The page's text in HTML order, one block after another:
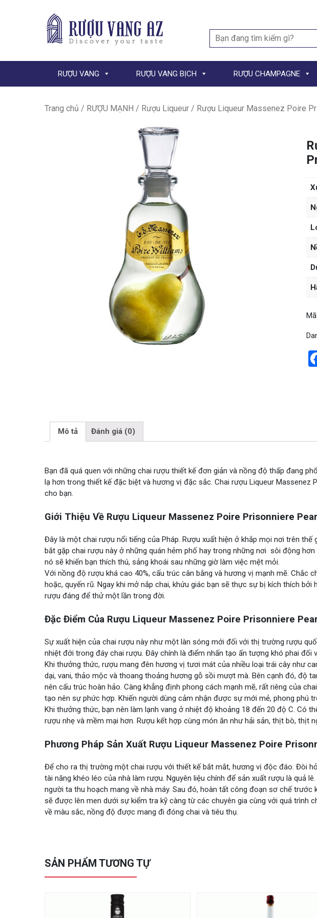
Search
for:
RƯỢU VANG RƯỢU VANG BỊCH RƯỢU CHAMPAGNE
Trang chủ / RƯỢU MẠNH / Rượu Liqueur / Rượu Liqueur Massenez Poire
Mã:
Mô tả Đánh giá (0)
Bạn đã quá quen với những chai rượu thiết kế đơn giản và nồng độ thấp đang
lạ hơn trong thiết kế đặc biệt và hương vị đặc sắc. Chai rượu Liqueur Massenez
cho bạn.
Giới Thiệu Về Rượu Liqueur Massenez Poire Prisonniere Pear
Đây là một chai rượu nổi tiếng của Pháp. Rượu xuất hiện ở khắp mọi nơi trên
bắt gặp chai rượu này ở những quán hẻm phố hay trong những nơi sôi động
nó sẽ khiến bạn thích thú, sảng khoái sau những giờ làm việc mệt mỏi.
Với nồng độ rượu khá cao 40%, cấu trúc cân bằng và hương vị mạnh mẽ. Chắc
hoặc, quyến rũ. Ngay khi mở nắp chai, khứu giác bạn sẽ thực sự bị kích thích
rượu đáng để thử một lần trong đời.
Đặc Điểm Của Rượu Liqueur Massenez Poire Prisonniere
Sự xuất hiện của chai rượu này như một làn sóng mới đối với thị trường rượu
nhiệt đới trong đáy chai rượu. Đây chính là điểm nhấn tạo ấn tượng khó phai đối
Khi thưởng thức, rượu mang đên hương vị tươi mát của nhiều loại trái cây như
dại, vani, thảo mộc và thoang thoảng hương gỗ sồi mượt mà. Bên cạnh đó, độ
nên cấu trúc hoàn hảo. Càng khẳng định phong cách mạnh mẽ, rất riêng của
tạo nên sự phức hợp. Khiến người dùng cảm nhận được sự mới mẻ, phong phú
Khi thưởng thức, bạn nên làm lạnh vang ở nhiệt độ khoảng 18 đến 20 độ C. Có
rượu nhẹ và mềm mại hơn. Rượu kết hợp cùng món ăn như hải sản, thịt bò, thịt
Phương Pháp Sản Xuất Rượu Liqueur Massenez Poire
Để cho ra thị trường một chai rượu với thiết kế bắt mắt, hương vị độc đáo. Đòi
tài năng khéo léo của nhà làm rượu. Nguyên liệu chính để sản xuất rượu là quả
người ta thu hoạch mang về nhà máy. Sau đó, hoàn tất công đoạn sơ chế trước
sẽ được lên men dưới sự kiểm tra kỹ càng từ các chuyên gia cùng với quá trình
về màu sắc, nồng độ được mang đi đóng chai và tiêu thụ.
SẢN PHẨM TƯƠNG TỰ